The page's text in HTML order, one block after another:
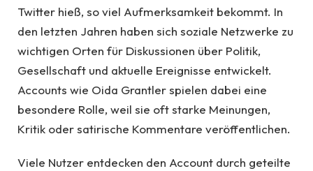
Twitter hieß, so viel Aufmerksamkeit bekommt. In
den letzten Jahren haben sich soziale Netzwerke zu
wichtigen Orten für Diskussionen über Politik,
Gesellschaft und aktuelle Ereignisse entwickelt.
Accounts wie Oida Grantler spielen dabei eine
besondere Rolle, weil sie oft starke Meinungen,
Kritik oder satirische Kommentare veröffentlichen.
Viele Nutzer entdecken den Account durch geteilte